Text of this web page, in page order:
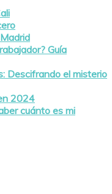
Guía
Descifrando el misterio
2024
cuánto es mi